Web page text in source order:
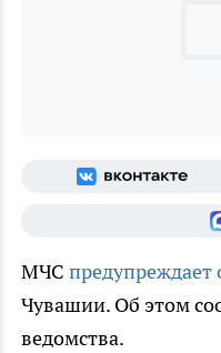
МЧС предупреждает
Чувашии. Об этом
ведомства.